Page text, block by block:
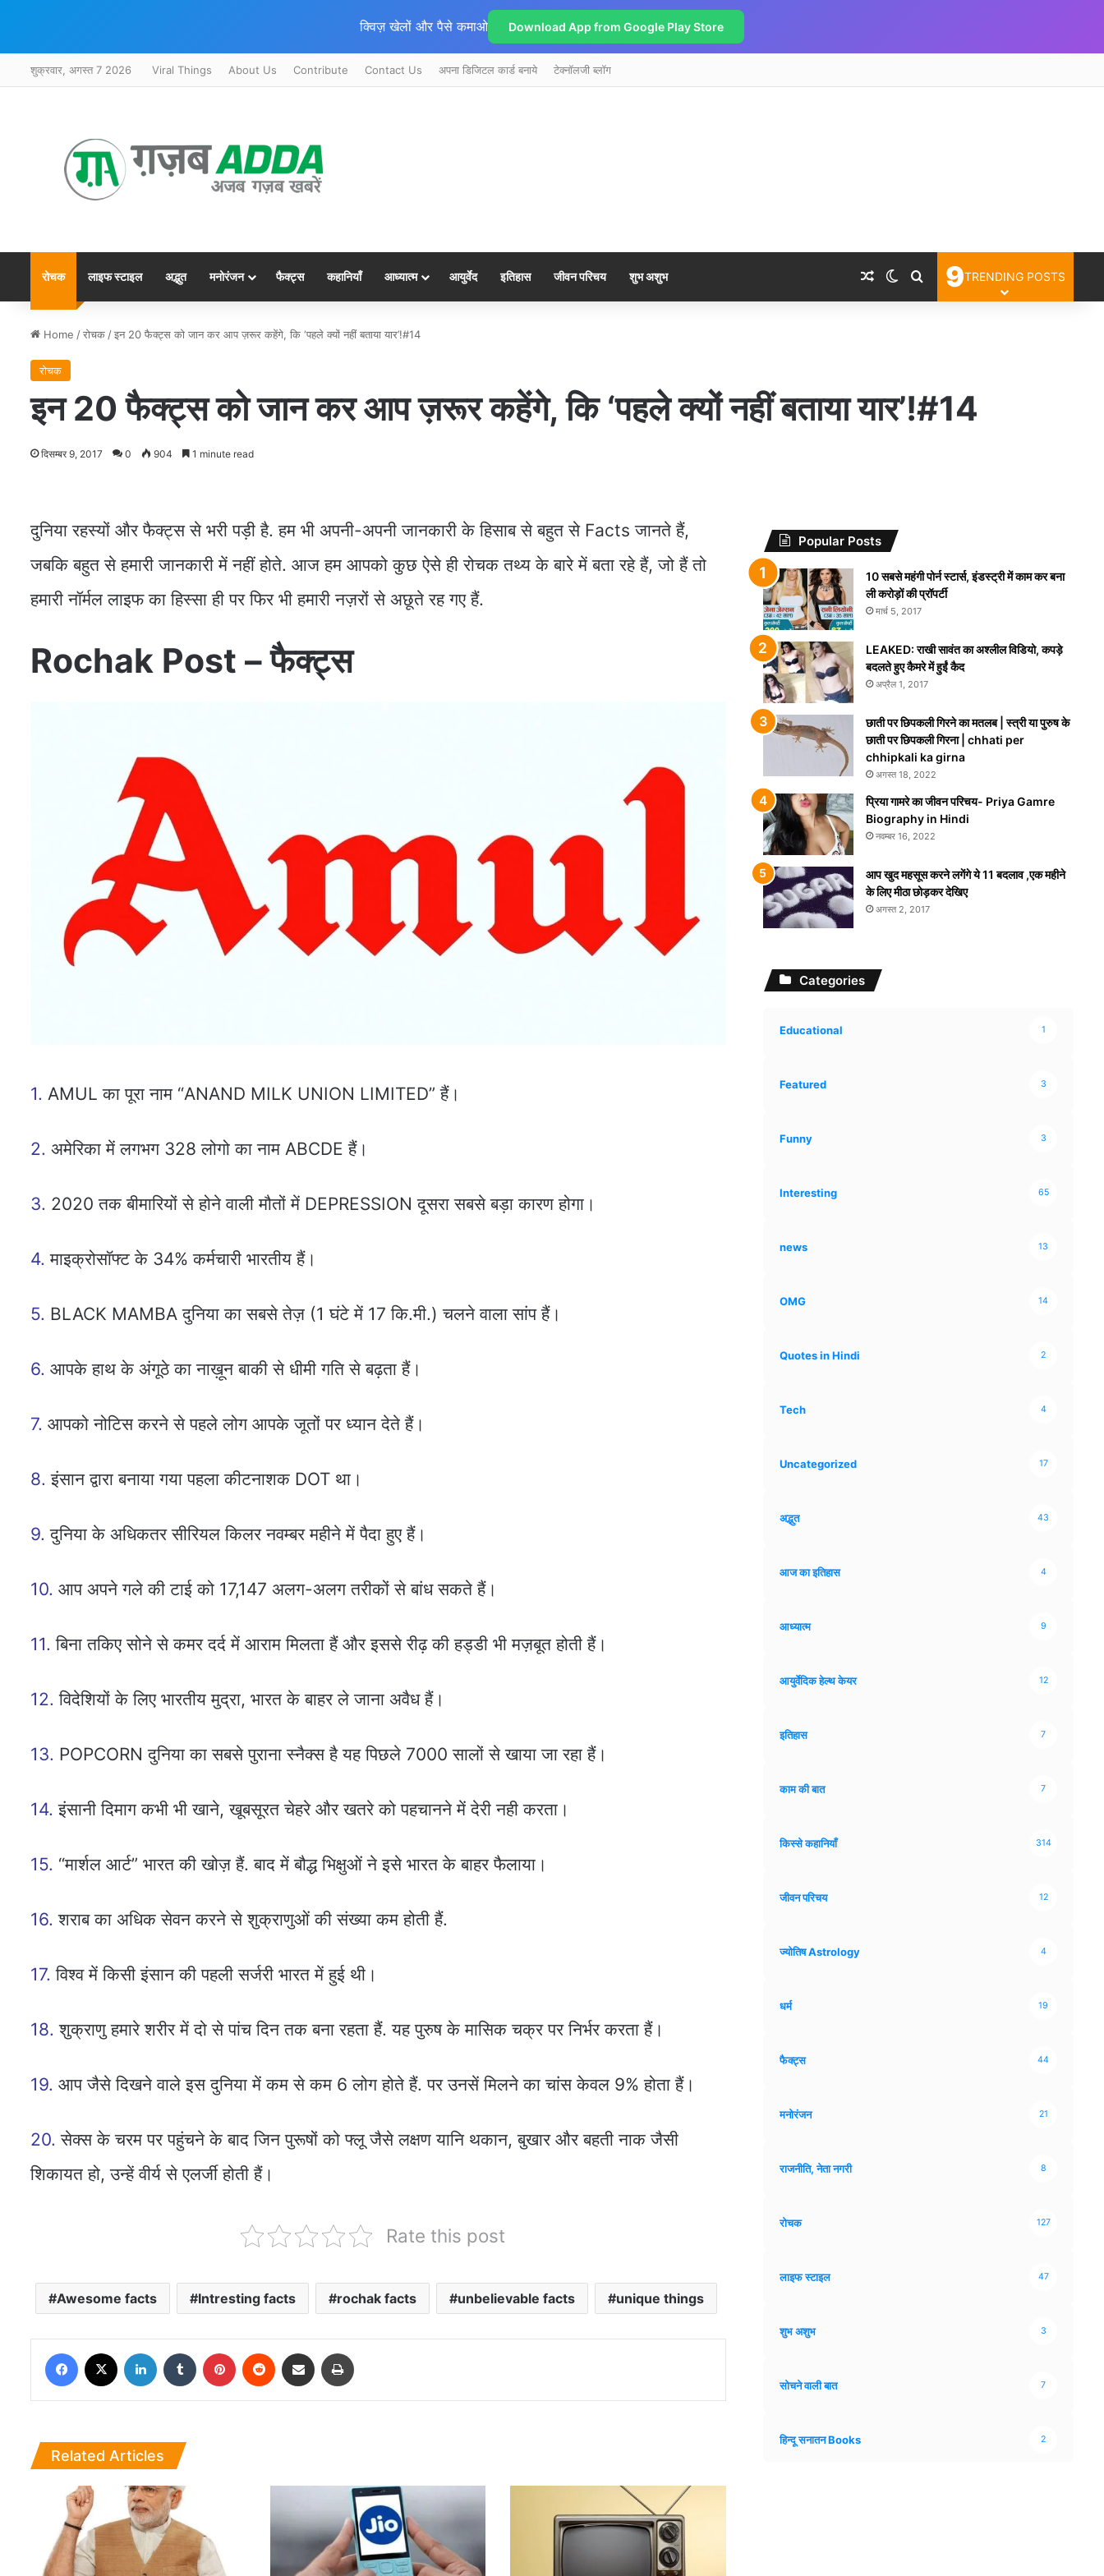
क्विज़ खेलों और पैसे कमाओ Download App from Google Play Store
शुक्रवार, अगस्त 7 2026 Viral Things About Us Contribute Contact Us अपना डिजिटल कार्ड बनाये टेक्नॉलजी ब्लॉग
रोचक लाइफ स्टाइल अद्भुत मनोरंजन फैक्ट्स कहानियाँ आध्यात्म आयुर्वेद इतिहास जीवन परिचय शुभ अशुभ Random Article
Switch skin
Search for
9TRENDING POSTS
Home /रोचक /इन 20 फैक्ट्स को जान कर आप ज़रूर कहेंगे, कि ‘पहले क्यों नहीं बताया यार’!#14
रोचक
इन 20 फैक्ट्स को जान कर आप ज़रूर कहेंगे, कि ‘पहले क्यों नहीं बताया यार’!#14
दिसम्बर 9, 2017 0 904 1 minute read
दुनिया रहस्यों और फैक्ट्स से भरी पड़ी है. हम भी अपनी-अपनी जानकारी के हिसाब से बहुत से Facts जानते हैं,
जबकि बहुत से हमारी जानकारी में नहीं होते. आज हम आपको कुछ ऐसे ही रोचक तथ्य के बारे में बता रहे हैं, जो हैं तो
हमारी नॉर्मल लाइफ का हिस्सा ही पर फिर भी हमारी नज़रों से अछूते रह गए हैं.
Rochak Post – फैक्ट्स
1. AMUL का पूरा नाम “ANAND MILK UNION LIMITED” हैं।
2. अमेरिका में लगभग 328 लोगो का नाम ABCDE हैं।
3. 2020 तक बीमारियों से होने वाली मौतों में DEPRESSION दूसरा सबसे बड़ा कारण होगा।
4. माइक्रोसाॅफ्ट के 34% कर्मचारी भारतीय हैं।
5. BLACK MAMBA दुनिया का सबसे तेज़ (1 घंटे में 17 कि.मी.) चलने वाला सांप हैं।
6. आपके हाथ के अंगूठे का नाख़ून बाकी से धीमी गति से बढ़ता हैं।
7. आपको नोटिस करने से पहले लोग आपके जूतों पर ध्यान देते हैं।
8. इंसान द्वारा बनाया गया पहला कीटनाशक DOT था।
9. दुनिया के अधिकतर सीरियल किलर नवम्बर महीने में पैदा हुए हैं।
10. आप अपने गले की टाई को 17,147 अलग-अलग तरीकों से बांध सकते हैं।
11. बिना तकिए सोने से कमर दर्द में आराम मिलता हैं और इससे रीढ़ की हड्डी भी मज़बूत होती हैं।
12. विदेशियों के लिए भारतीय मुद्रा, भारत के बाहर ले जाना अवैध हैं।
13. POPCORN दुनिया का सबसे पुराना स्नैक्स है यह पिछले 7000 सालों से खाया जा रहा हैं।
14. इंसानी दिमाग कभी भी खाने, खूबसूरत चेहरे और खतरे को पहचानने में देरी नही करता।
15. “मार्शल आर्ट” भारत की खोज़ हैं. बाद में बौद्ध भिक्षुओं ने इसे भारत के बाहर फैलाया।
16. शराब का अधिक सेवन करने से शुक्राणुओं की संख्या कम होती हैं.
17. विश्व में किसी इंसान की पहली सर्जरी भारत में हुई थी।
18. शुक्राणु हमारे शरीर में दो से पांच दिन तक बना रहता हैं. यह पुरुष के मासिक चक्र पर निर्भर करता हैं।
19. आप जैसे दिखने वाले इस दुनिया में कम से कम 6 लोग होते हैं. पर उनसें मिलने का चांस केवल 9% होता हैं।
20. सेक्स के चरम पर पहुंचने के बाद जिन पुरूषों को फ्लू जैसे लक्षण यानि थकान, बुखार और बहती नाक जैसी
शिकायत हो, उन्हें वीर्य से एलर्जी होती हैं।
Rate this post
Awesome facts Intresting facts rochak facts unbelievable facts unique things
Facebook LinkedIn Tumblr Pinterest Reddit Share via Email
Related Articles
Popular Posts
10 सबसे महंगी पोर्न स्टार्स, इंडस्ट्री में काम कर बना
ली करोड़ों की प्रॉपर्टी
मार्च 5, 2017
LEAKED: राखी सावंत का अश्लील विडियो, कपड़े
बदलते हुए कैमरे में हुईं कैद
अप्रैल 1, 2017
छाती पर छिपकली गिरने का मतलब | स्त्री या पुरुष के
छाती पर छिपकली गिरना | chhati per
chhipkali ka girna
अगस्त 18, 2022
प्रिया गामरे का जीवन परिचय- Priya Gamre
Biography in Hindi
नवम्बर 16, 2022
आप खुद महसूस करने लगेंगे ये 11 बदलाव ,एक महीने
के लिए मीठा छोड़कर देखिए
अगस्त 2, 2017
Categories
Educational 1
Featured 3
Funny 3
Interesting 65
news 13
OMG 14
Quotes in Hindi 2
Tech 4
Uncategorized 17
अद्भुत 43
आज का इतिहास 4
आध्यात्म 9
आयुर्वेदिक हेल्थ केयर 12
इतिहास 7
काम की बात 7
किस्से कहानियाँ 314
जीवन परिचय 12
ज्योतिष Astrology 4
धर्म 19
फैक्ट्स 44
मनोरंजन 21
राजनीति, नेता नगरी 8
रोचक 127
लाइफ स्टाइल 47
शुभ अशुभ 3
सोचने वाली बात 7
हिन्दू सनातन Books 2